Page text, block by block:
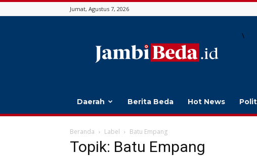
Jumat, Agustus 7, 2026
Beda
\
Daerah Berita Beda Hot News
Beranda Label Batu Empang
Topik: Batu Empang